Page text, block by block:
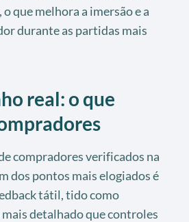
que melhora a imersão e a
durante as partidas mais
real: o que
compradores verificados na
dos pontos mais elogiados é
tátil, tido como
detalhado que controles